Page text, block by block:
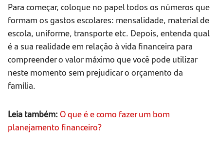
Para começar, coloque no papel todos os números que
formam os gastos escolares: mensalidade, material de
escola, uniforme, transporte etc. Depois, entenda qual
é a sua realidade em relação à vida financeira para
compreender o valor máximo que você pode utilizar
neste momento sem prejudicar o orçamento da
família.
Leia também: O que é e como fazer um bom
planejamento financeiro?